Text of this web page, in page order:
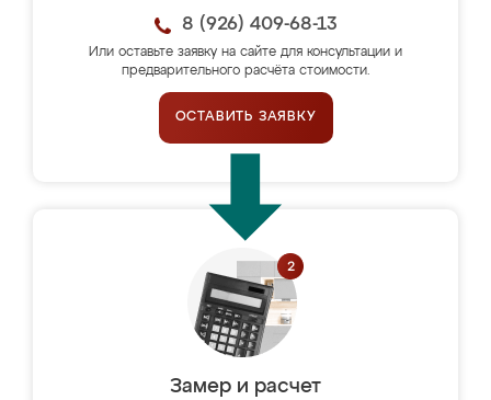
8 (926) 409-68-13
Или оставьте заявку на сайте для консультации и
предварительного расчёта стоимости.
ОСТАВИТЬ ЗАЯВКУ
Замер и расчет